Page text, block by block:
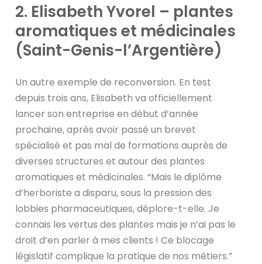
2. Elisabeth Yvorel – plantes
aromatiques et médicinales
(Saint-Genis-l’Argentière)
Un autre exemple de reconversion. En test
depuis trois ans, Elisabeth va officiellement
lancer son entreprise en début d’année
prochaine, après avoir passé un brevet
spécialisé et pas mal de formations auprès de
diverses structures et autour des plantes
aromatiques et médicinales. “Mais le diplôme
d’herboriste a disparu, sous la pression des
lobbies pharmaceutiques, déplore-t-elle. Je
connais les vertus des plantes mais je n’ai pas le
droit d’en parler à mes clients ! Ce blocage
législatif complique la pratique de nos métiers.”